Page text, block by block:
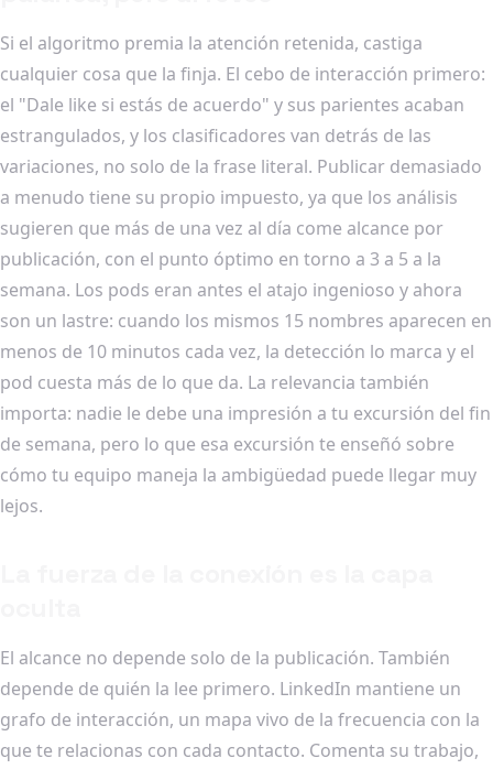
Si el algoritmo premia la atención retenida, castiga
cualquier cosa que la finja. El cebo de interacción primero:
el "Dale like si estás de acuerdo" y sus parientes acaban
estrangulados, y los clasificadores van detrás de las
variaciones, no solo de la frase literal. Publicar demasiado
a menudo tiene su propio impuesto, ya que los análisis
sugieren que más de una vez al día come alcance por
publicación, con el punto óptimo en torno a 3 a 5 a la
semana. Los pods eran antes el atajo ingenioso y ahora
son un lastre: cuando los mismos 15 nombres aparecen en
menos de 10 minutos cada vez, la detección lo marca y el
pod cuesta más de lo que da. La relevancia también
importa: nadie le debe una impresión a tu excursión del fin
de semana, pero lo que esa excursión te enseñó sobre
cómo tu equipo maneja la ambigüedad puede llegar muy
lejos.
El alcance no depende solo de la publicación. También
depende de quién la lee primero. LinkedIn mantiene un
grafo de interacción, un mapa vivo de la frecuencia con la
que te relacionas con cada contacto. Comenta su trabajo,